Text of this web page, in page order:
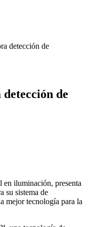
detección de
de
iluminación, presenta
su sistema de
mejor tecnología para la